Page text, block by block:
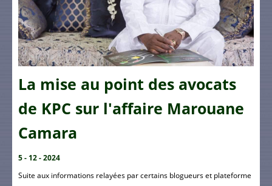
La mise au point des avocats
de KPC sur l'affaire Marouane
Camara
5 - 12 - 2024
Suite aux informations relayées par certains blogueurs et plateforme